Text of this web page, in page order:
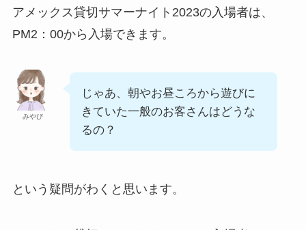
アメックス貸切サマーナイト2023の入場者は、
PM2：00から入場できます。
みやび
じゃあ、朝やお昼ころから遊びに
きていた一般のお客さんはどうな
るの？
という疑問がわくと思います。